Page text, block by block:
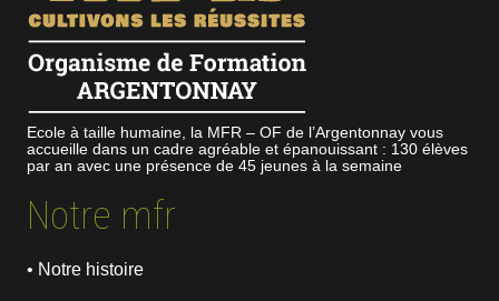
Ecole à taille humaine, la MFR – OF de l’Argentonnay vous
accueille dans un cadre agréable et épanouissant : 130 élèves
par an avec une présence de 45 jeunes à la semaine
Notre mfr
• Notre histoire